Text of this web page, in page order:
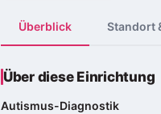
Überblick Standort
Über diese Einrichtung
Autismus-Diagnostik